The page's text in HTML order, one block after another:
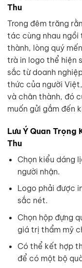
Thu
Trong đêm trăng
tác cùng nhau ngồi
thành, lòng quý
trà in logo thể hiện
sắc từ doanh
thức của người
và chân thành, đó
muốn gửi gắm đến
Lưu Ý Quan Trọng
Thu
Chọn kiểu dáng
người nhận.
Logo phải được
sắc nét.
Chọn hộp đựng
giá trị thẩm mỹ
Có thể kết hợp
để có một bộ